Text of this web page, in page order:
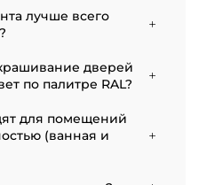
от типа отделки
Минимальная
двери с
от 5000
лучше всего
к монтажу после
покрытие. В
изменения уровня
подойти по высоте, и
Оптимально ставить
отделочных работ.
дверей
по палитре RAL?
эмалированные
для помещений
(ванная и